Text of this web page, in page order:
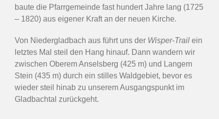
baute die Pfarrgemeinde fast hundert Jahre lang (1725
– 1820) aus eigener Kraft an der neuen Kirche.
Von Niedergladbach aus führt uns der Wisper-Trail ein
letztes Mal steil den Hang hinauf. Dann wandern wir
zwischen Oberem Anselsberg (425 m) und Langem
Stein (435 m) durch ein stilles Waldgebiet, bevor es
wieder steil hinab zu unserem Ausgangspunkt im
Gladbachtal zurückgeht.